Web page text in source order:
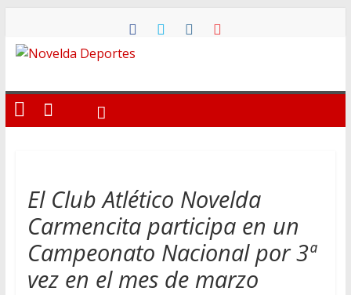
contenido
Novelda
Deportes
nuestro
deporte
El Club Atlético Novelda
Carmencita participa en un
Campeonato Nacional por 3ª
vez en el mes de marzo